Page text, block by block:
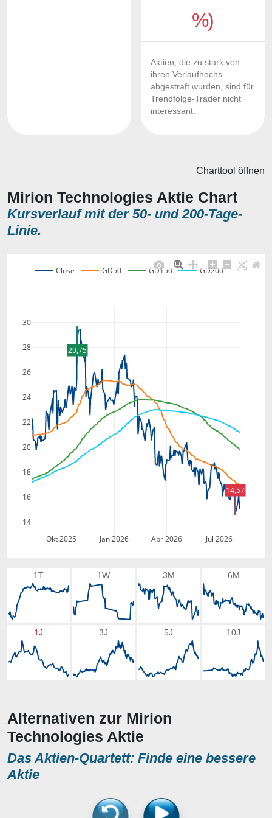
%)
Aktien, die zu stark von
ihren Verlaufhochs
abgestraft wurden, sind für
Trendfolge-Trader nicht
interessant.
Mirion Technologies Aktie Chart
Kursverlauf mit der 50- und 200-Tage-
Linie.
Charttool öffnen
Okt 2025 Jan 2026 Apr 2026 Jul 2026
14
16
18
20
22
24
26
28
30
Close GD50 GD150 GD200
29,75
14,57
1T 1W 3M 6M
1J 3J 5J 10J
Alternativen zur Mirion
Technologies Aktie
Das Aktien-Quartett: Finde eine bessere
Aktie